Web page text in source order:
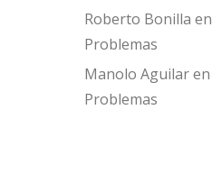
Roberto Bonilla en
Problemas
Manolo Aguilaren
Problemas